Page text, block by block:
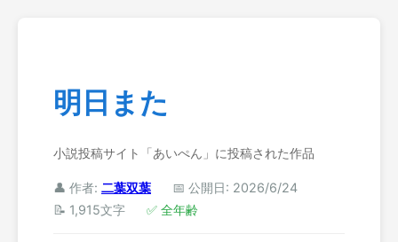
明日また
小説投稿サイト「あいぺん」に投稿された作品
👤 作者: 二葉双葉
📅 公開日: 2026/6/24
📝 1,915文字
✅ 全年齢